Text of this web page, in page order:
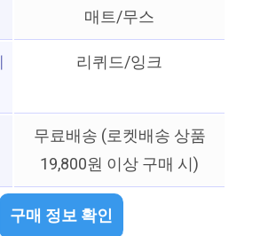
매트/무스
리퀴드/잉크
무료배송 (로켓배송 상품
19,800원 이상 구매 시)
구매 정보 확인